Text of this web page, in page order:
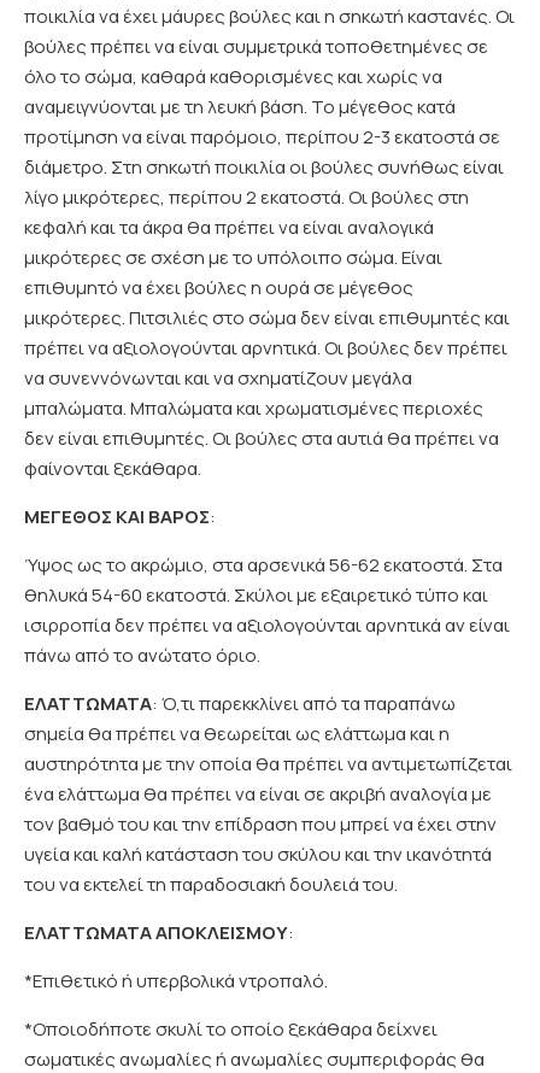
ποικιλία να έχει μάυρες βούλες και η σηκωτή καστανές. Οι
βούλες πρέπει να είναι συμμετρικά τοποθετημένες σε
όλο το σώμα, καθαρά καθορισμένες και χωρίς να
αναμειγνύονται με τη λευκή βάση. Το μέγεθος κατά
προτίμηση να είναι παρόμοιο, περίπου 2-3 εκατοστά σε
διάμετρο. Στη σηκωτή ποικιλία οι βούλες συνήθως είναι
λίγο μικρότερες, περίπου 2 εκατοστά. Οι βούλες στη
κεφαλή και τα άκρα θα πρέπει να είναι αναλογικά
μικρότερες σε σχέση με το υπόλοιπο σώμα. Είναι
επιθυμητό να έχει βούλες η ουρά σε μέγεθος
μικρότερες. Πιτσιλιές στο σώμα δεν είναι επιθυμητές και
πρέπει να αξιολογούνται αρνητικά. Οι βούλες δεν πρέπει
να συνεννόνωνται και να σχηματίζουν μεγάλα
μπαλώματα. Μπαλώματα και χρωματισμένες περιοχές
δεν είναι επιθυμητές. Οι βούλες στα αυτιά θα πρέπει να
φαίνονται ξεκάθαρα.
ΜΕΓΕΘΟΣ ΚΑΙ ΒΑΡΟΣ:
Ύψος ως το ακρώμιο, στα αρσενικά 56-62 εκατοστά. Στα
θηλυκά 54-60 εκατοστά. Σκύλοι με εξαιρετικό τύπο και
ισιρροπία δεν πρέπει να αξιολογούνται αρνητικά αν είναι
πάνω από το ανώτατο όριο.
ΕΛΑΤΤΩΜΑΤΑ: Ό,τι παρεκκλίνει από τα παραπάνω
σημεία θα πρέπει να θεωρείται ως ελάττωμα και η
αυστηρότητα με την οποία θα πρέπει να αντιμετωπίζεται
ένα ελάττωμα θα πρέπει να είναι σε ακριβή αναλογία με
τον βαθμό του και την επίδραση που μπρεί να έχει στην
υγεία και καλή κατάσταση του σκύλου και την ικανότητά
του να εκτελεί τη παραδοσιακή δουλειά του.
ΕΛΑΤΤΩΜΑΤΑ ΑΠΟΚΛΕΙΣΜΟΥ:
*Επιθετικό ή υπερβολικά ντροπαλό.
*Οποιοδήποτε σκυλί το οποίο ξεκάθαρα δείχνει
σωματικές ανωμαλίες ή ανωμαλίες συμπεριφοράς θα